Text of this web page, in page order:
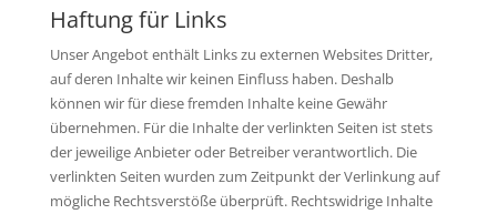
Haftung für Links
Unser Angebot enthält Links zu externen Websites Dritter,
auf deren Inhalte wir keinen Einfluss haben. Deshalb
können wir für diese fremden Inhalte keine Gewähr
übernehmen. Für die Inhalte der verlinkten Seiten ist stets
der jeweilige Anbieter oder Betreiber verantwortlich. Die
verlinkten Seiten wurden zum Zeitpunkt der Verlinkung auf
mögliche Rechtsverstöße überprüft. Rechtswidrige Inhalte